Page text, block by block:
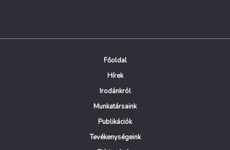
Főoldal
Hírek
Irodánkról
Munkatársaink
Publikációk
Tevékenységeink